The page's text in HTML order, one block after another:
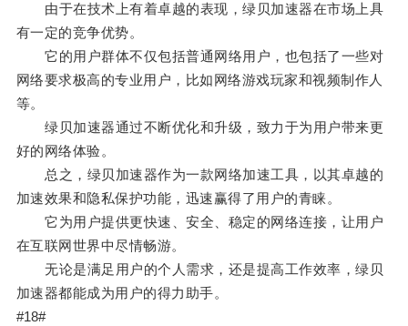
由于在技术上有着卓越的表现，绿贝加速器在市场上具
有一定的竞争优势。
它的用户群体不仅包括普通网络用户，也包括了一些对
网络要求极高的专业用户，比如网络游戏玩家和视频制作人
等。
绿贝加速器通过不断优化和升级，致力于为用户带来更
好的网络体验。
总之，绿贝加速器作为一款网络加速工具，以其卓越的
加速效果和隐私保护功能，迅速赢得了用户的青睐。
它为用户提供更快速、安全、稳定的网络连接，让用户
在互联网世界中尽情畅游。
无论是满足用户的个人需求，还是提高工作效率，绿贝
加速器都能成为用户的得力助手。
#18#